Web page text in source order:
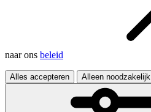
naar ons beleid
Alles accepteren Alleen noodzakelijk